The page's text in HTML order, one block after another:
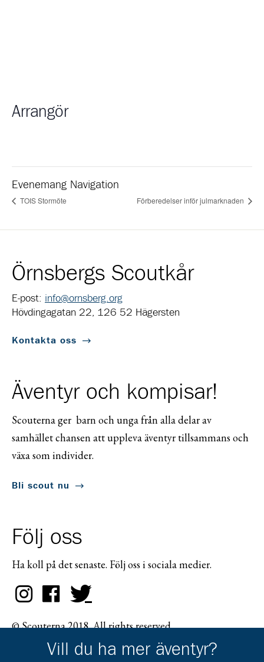
Arrangör
Evenemang Navigation
TOIS Stormöte Förberedelser inför julmarknaden
Örnsbergs Scoutkår
E-post: info@ornsberg.org
Hövdingagatan 22, 126 52 Hägersten
Kontakta oss
Äventyr och kompisar!
Scouterna ger barn och unga från alla delar av
samhället chansen att uppleva äventyr tillsammans och
växa som individer.
Bli scout nu
Följ oss
Ha koll på det senaste. Följ oss i sociala medier.
© Scouterna 2018. All rights reserved.
Vill du ha mer äventyr?